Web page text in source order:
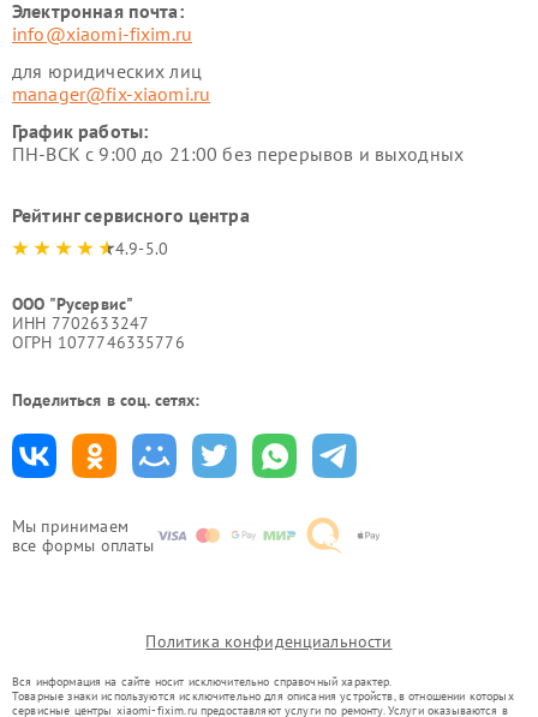
Мы принимаем
все формы оплаты
Электронная почта:
info@xiaomi-fixim.ru
для юридических лиц
manager@fix-xiaomi.ru
График работы:
ПН-ВСК с 9:00 до 21:00 без перерывов и выходных
Рейтинг сервисного центра
4.9-5.0
ООО "Русервис"
ИНН 7702633247
ОГРН 1077746335776
Поделиться в соц. сетях:
Политика конфиденциальности
Вся информация на сайте носит исключительно справочный характер.
Товарные знаки используются исключительно для описания устройств, в отношении которых
сервисные центры xiaomi-fixim.ru предоставляют услуги по ремонту. Услуги оказываются в